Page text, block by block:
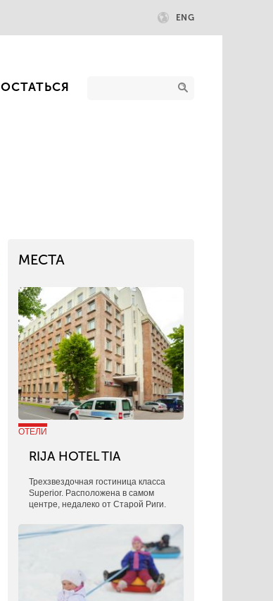
ENG
ОСТАТЬСЯ
МЕСТА
ОТЕЛИ
RIJA HOTEL TIA
Трехзвездочная гостиница класса
Superior. Расположена в самом
центре, недалеко от Старой Риги.